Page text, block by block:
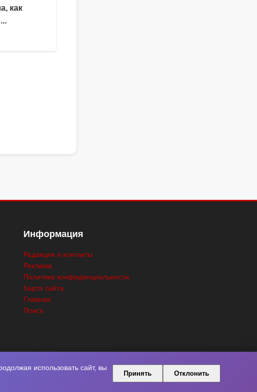
как
Информация
Редакция и контакты
Реклама
Политика конфиденциальности
Карта сайта
Главная
Поиск
защищены.
использовать сайт, вы
Принять Отклонить